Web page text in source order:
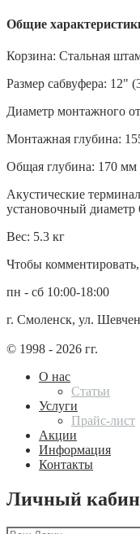
Общие
Корзина: Стальная
Размер сабвуфера: 12"
Диаметр монтажного
Монтажная глубина:
Общая глубина: 170 мм
Акустические
установочный
Вес: 5.3 кг
Чтобы комментировать,
пн - сб 10:00-18:00
г. Смоленск, ул.
© 1998 - 2026 гг.
О нас
Статьи
Услуги
Прайс-лист
Акции
Информация
Контакты
Личный